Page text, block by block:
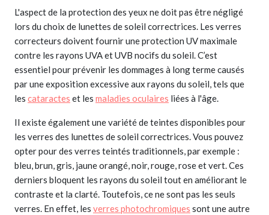
L'aspect de la protection des yeux ne doit pas être négligé
lors du choix de lunettes de soleil correctrices. Les verres
correcteurs doivent fournir une protection UV maximale
contre les rayons UVA et UVB nocifs du soleil. C’est
essentiel pour prévenir les dommages à long terme causés
par une exposition excessive aux rayons du soleil, tels que
les cataractes et les maladies oculaires liées à l'âge.
Il existe également une variété de teintes disponibles pour
les verres des lunettes de soleil correctrices. Vous pouvez
opter pour des verres teintés traditionnels, par exemple :
bleu, brun, gris, jaune orangé, noir, rouge, rose et vert. Ces
derniers bloquent les rayons du soleil tout en améliorant le
contraste et la clarté. Toutefois, ce ne sont pas les seuls
verres. En effet, les verres photochromiques sont une autre